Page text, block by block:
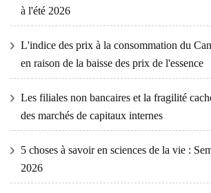
à l'été 2026
L'indice des prix à la consommation du
en raison de la baisse des prix de l'essence
Les filiales non bancaires et la fragilité
des marchés de capitaux internes
5 choses à savoir en sciences de la vie :
2026